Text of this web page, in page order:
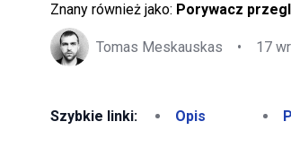
Znany również jako: Porywacz
Tomas Meskauskas • 17
Szybkie linki: Opis